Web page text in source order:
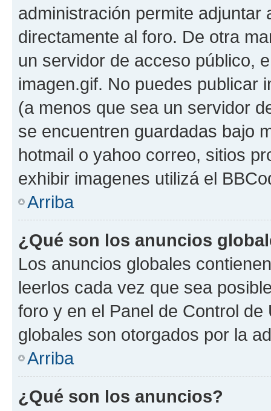
administración permite
directamente al foro. De otra
un servidor de acceso público,
imagen.gif. No puedes publicar
(a menos que sea un servidor
se encuentren guardadas bajo
hotmail o yahoo correo, sitios
exhibir imagenes utilizá el
Arriba
¿Qué son los anuncios
Los anuncios globales
leerlos cada vez que sea
foro y en el Panel de Control
globales son otorgados por la
Arriba
¿Qué son los anuncios?